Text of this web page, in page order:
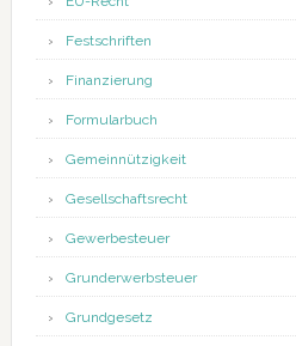
Festschriften
Finanzierung
Formularbuch
Gemeinnützigkeit
Gesellschaftsrecht
Gewerbesteuer
Grunderwerbsteuer
Grundgesetz